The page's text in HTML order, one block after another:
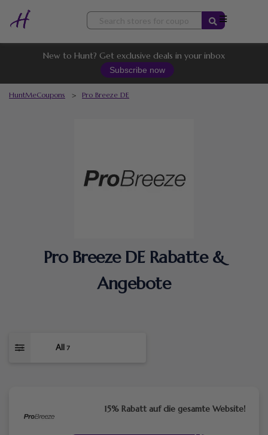
Skip
content
New to Hunt? Get exclusive deals in your inbox
Subscribe now
HuntMeCoupons > Pro Breeze DE
Pro Breeze DE Rabatte &
Angebote
All 7
15% Rabatt auf die gesamte Website!